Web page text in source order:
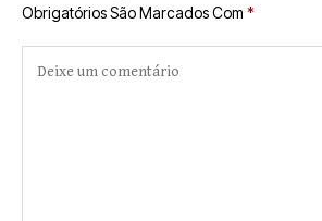
Obrigatórios São Marcados Com *